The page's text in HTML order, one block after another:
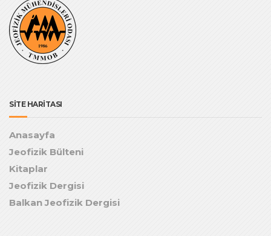
SİTE HARİTASI
Anasayfa
Jeofizik Bülteni
Kitaplar
Jeofizik Dergisi
Balkan Jeofizik Dergisi